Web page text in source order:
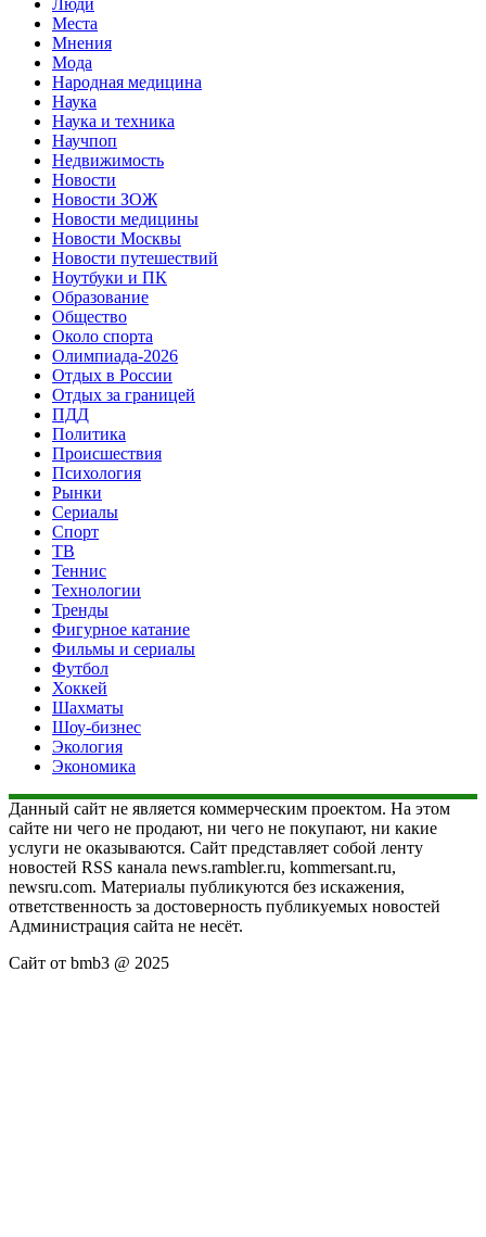
Места
Мнения
Мода
Народная медицина
Наука
Наука и техника
Научпоп
Недвижимость
Новости
Новости ЗОЖ
Новости медицины
Новости Москвы
Новости путешествий
Ноутбуки и ПК
Образование
Общество
Около спорта
Олимпиада-2026
Отдых в России
Отдых за границей
ПДД
Политика
Происшествия
Психология
Рынки
Сериалы
Спорт
ТВ
Теннис
Технологии
Тренды
Фигурное катание
Фильмы и сериалы
Футбол
Хоккей
Шахматы
Шоу-бизнес
Экология
Экономика
Данный сайт не является коммерческим проектом. На этом
сайте ни чего не продают, ни чего не покупают, ни какие
услуги не оказываются. Сайт представляет собой ленту
новостей RSS канала news.rambler.ru, kommersant.ru,
newsru.com. Материалы публикуются без искажения,
ответственность за достоверность публикуемых новостей
Администрация сайта не несёт.
Сайт от bmb3 @ 2025